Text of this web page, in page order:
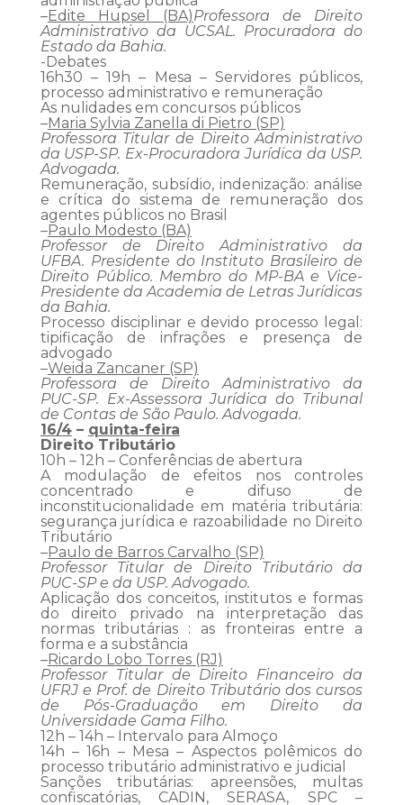
–Edite Hupsel (BA)Professora de Direito
Administrativo da UCSAL. Procuradora do
Estado da Bahia.
-Debates
16h30 – 19h – Mesa – Servidores públicos,
processo administrativo e remuneração
As nulidades em concursos públicos
–Maria Sylvia Zanella di Pietro (SP)
Professora Titular de Direito Administrativo
da USP-SP. Ex-Procuradora Jurídica da USP.
Advogada.
Remuneração, subsídio, indenização: análise
e crítica do sistema de remuneração dos
agentes públicos no Brasil
–Paulo Modesto (BA)
Professor de Direito Administrativo da
UFBA. Presidente do Instituto Brasileiro de
Direito Público. Membro do MP-BA e Vice-
Presidente da Academia de Letras Jurídicas
da Bahia.
Processo disciplinar e devido processo legal:
tipificação de infrações e presença de
advogado
–Weida Zancaner (SP)
Professora de Direito Administrativo da
PUC-SP. Ex-Assessora Jurídica do Tribunal
de Contas de São Paulo. Advogada.
16/4– quinta-feira
Direito Tributário
10h – 12h – Conferências de abertura
A modulação de efeitos nos controles
concentrado e difuso de
inconstitucionalidade em matéria tributária:
segurança jurídica e razoabilidade no Direito
Tributário
–Paulo de Barros Carvalho (SP)
Professor Titular de Direito Tributário da
PUC-SP e da USP. Advogado.
Aplicação dos conceitos, institutos e formas
do direito privado na interpretação das
normas tributárias : as fronteiras entre a
forma e a substância
–Ricardo Lobo Torres (RJ)
Professor Titular de Direito Financeiro da
UFRJ e Prof. de Direito Tributário dos cursos
de Pós-Graduação em Direito da
Universidade Gama Filho.
12h – 14h – Intervalo para Almoço
14h – 16h – Mesa – Aspectos polêmicos do
processo tributário administrativo e judicial
Sanções tributárias: apreensões, multas
confiscatórias, CADIN, SERASA, SPC –